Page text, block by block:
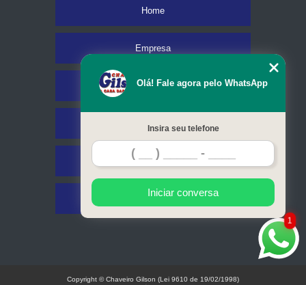
Home
Empresa
Missão
Serviços
Contato
Mapa do site
1
Olá! Fale agora pelo WhatsApp
Insira seu telefone
Iniciar conversa
Copyright © Chaveiro Gilson (Lei 9610 de 19/02/1998)